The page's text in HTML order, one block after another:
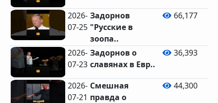
2026-
07-25
Задорнов
"Русские в
зоопа..
66,177
2026-
07-23
Задорнов о
славянах в Евр..
36,393
2026-
07-21
Смешная
правда о
44,300